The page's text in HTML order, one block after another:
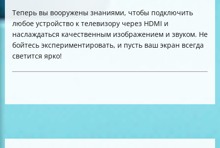
Теперь вы вооружены знаниями, чтобы подключить
любое устройство к телевизору через HDMI и
наслаждаться качественным изображением и звуком. Не
бойтесь экспериментировать, и пусть ваш экран всегда
светится ярко!